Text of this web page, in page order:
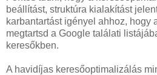
beállítást, struktúra kialakítást
karbantartást igényel ahhoz, hogy
megtartsd a Google találati
keresőkben.
A havidíjas keresőoptimalizálás